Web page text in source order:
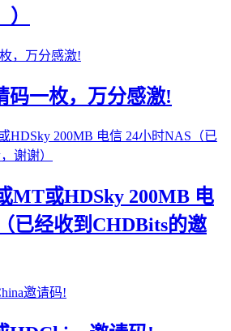
码一枚，万分感激!
MT或HDSky 200MB 电
已经收到CHDBits的邀